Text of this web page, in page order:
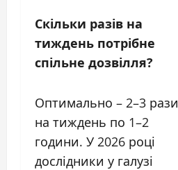
Скільки разів на
тиждень потрібне
спільне дозвілля?
Оптимально – 2–3 рази
на тиждень по 1–2
години. У 2026 році
дослідники у галузі